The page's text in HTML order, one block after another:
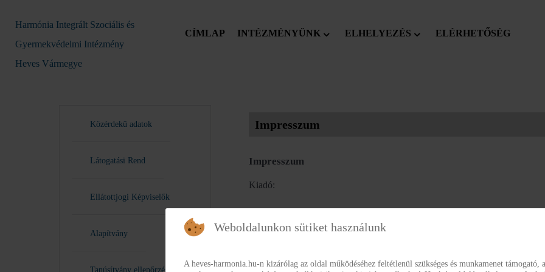
Harmónia Integrált Szociális és
Gyermekvédelmi Intézmény
Heves Vármegye
CÍMLAP INTÉZMÉNYÜNK ELHELYEZÉS ELÉRHETŐSÉG
Közérdekű adatok
Látogatási Rend
Ellátottjogi Képviselők
Alapítvány
Tanúsítvány ellenőrzés
Impresszum
Impresszum
Kiadó:
Weboldalunkon sütiket használunk
A heves-harmonia.hu-n kizárólag az oldal működéséhez feltétlenül szükséges és munkamenet támogató,